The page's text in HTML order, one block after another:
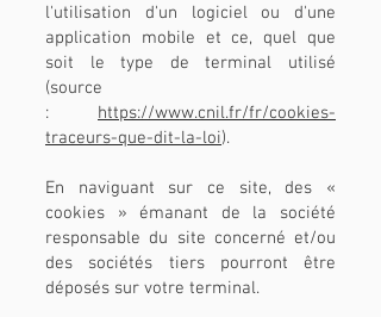
l'utilisation d'un logiciel ou d'une
application mobile et ce, quel que
soit le type de terminal utilisé
(source
: https://www.cnil.fr/fr/cookies-
traceurs-que-dit-la-loi).
En naviguant sur ce site, des «
cookies » émanant de la société
responsable du site concerné et/ou
des sociétés tiers pourront être
déposés sur votre terminal.